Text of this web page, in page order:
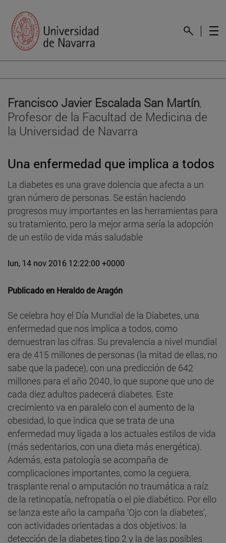
Francisco Javier Escalada San Martín,
Profesor de la Facultad de Medicina de
la Universidad de Navarra
Una enfermedad que implica a todos
La diabetes es una grave dolencia que afecta a un
gran número de personas. Se están haciendo
progresos muy importantes en las herramientas para
su tratamiento, pero la mejor arma sería la adopción
de un estilo de vida más saludable
lun, 14 nov 2016 12:22:00 +0000
Publicado en Heraldo de Aragón
Se celebra hoy el Día Mundial de la Diabetes, una
enfermedad que nos implica a todos, como
demuestran las cifras. Su prevalencia a nivel mundial
era de 415 millones de personas (la mitad de ellas, no
sabe que la padece), con una predicción de 642
millones para el año 2040, lo que supone que uno de
cada diez adultos padecerá diabetes. Este
crecimiento va en paralelo con el aumento de la
obesidad, lo que indica que se trata de una
enfermedad muy ligada a los actuales estilos de vida
(más sedentarios, con una dieta más energética).
Además, esta patología se acompaña de
complicaciones importantes, como la ceguera,
trasplante renal o amputación no traumática a raíz
de la retinopatía, nefropatía o el pie diabético. Por ello
se lanza este año la campaña 'Ojo con la diabetes',
con actividades orientadas a dos objetivos: la
detección de la diabetes tipo 2 y la de las posibles